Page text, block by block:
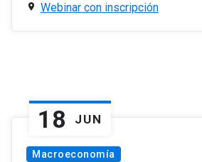
Webinar con inscripción
18 JUN
Macroeconomía